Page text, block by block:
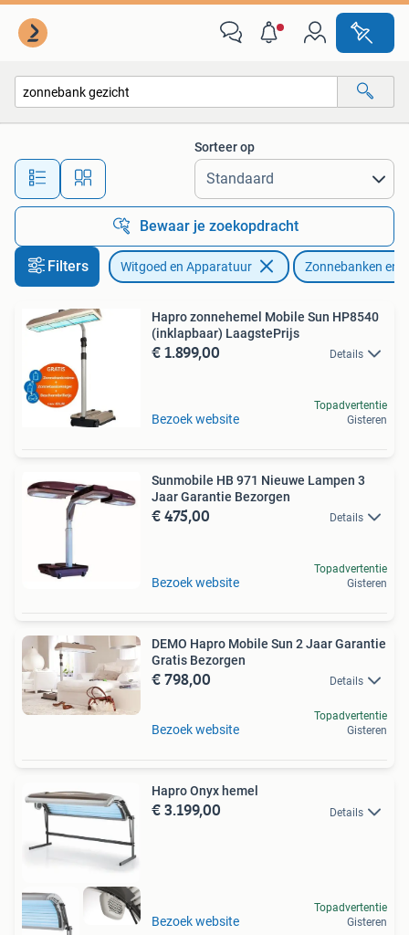
Alle afstanden…
Sorteer op
Bewaar je zoekopdracht
Filters Witgoed en Apparatuur Zonnebanken en
Hapro zonnehemel Mobile Sun HP8540
(inklapbaar) LaagstePrijs
€ 1.899,00 Details
Bezoek website
Topadvertentie
Gisteren
Sunmobile HB 971 Nieuwe Lampen 3
Jaar Garantie Bezorgen
€ 475,00 Details
Bezoek website
Topadvertentie
Gisteren
DEMO Hapro Mobile Sun 2 Jaar Garantie
Gratis Bezorgen
€ 798,00 Details
Bezoek website
Topadvertentie
Gisteren
Hapro Onyx hemel
€ 3.199,00 Details
Bezoek website
Topadvertentie
Gisteren